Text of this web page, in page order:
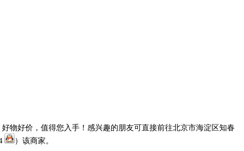
物好价，值得您入手！感兴趣的朋友可直接前往北京市海淀区知春
）该商家。